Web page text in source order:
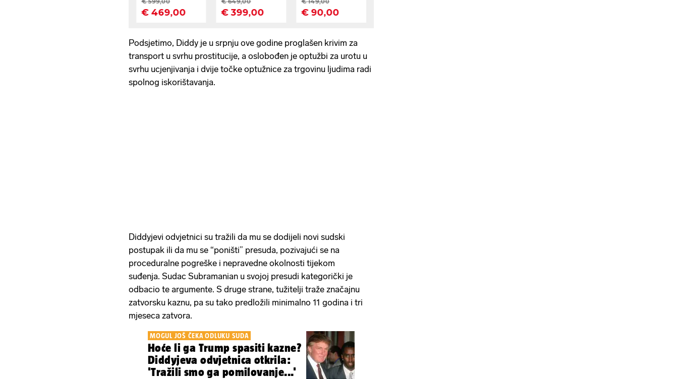
Podsjetimo, Diddy je u srpnju ove godine proglašen krivim za
transport u svrhu prostitucije, a oslobođen je optužbi za urotu u
svrhu ucjenjivanja i dvije točke optužnice za trgovinu ljudima radi
spolnog iskorištavanja.
Diddyjevi odvjetnici su tražili da mu se dodijeli novi sudski
postupak ili da mu se “poništi” presuda, pozivajući se na
proceduralne pogreške i nepravedne okolnosti tijekom
suđenja. Sudac Subramanian u svojoj presudi kategorički je
odbacio te argumente. S druge strane, tužitelji traže značajnu
zatvorsku kaznu, pa su tako predložili minimalno 11 godina i tri
mjeseca zatvora.
MOGUL JOŠ ČEKA ODLUKU SUDA
Hoće li ga Trump spasiti kazne?
Diddyjeva odvjetnica otkrila:
'Tražili smo ga pomilovanje...'